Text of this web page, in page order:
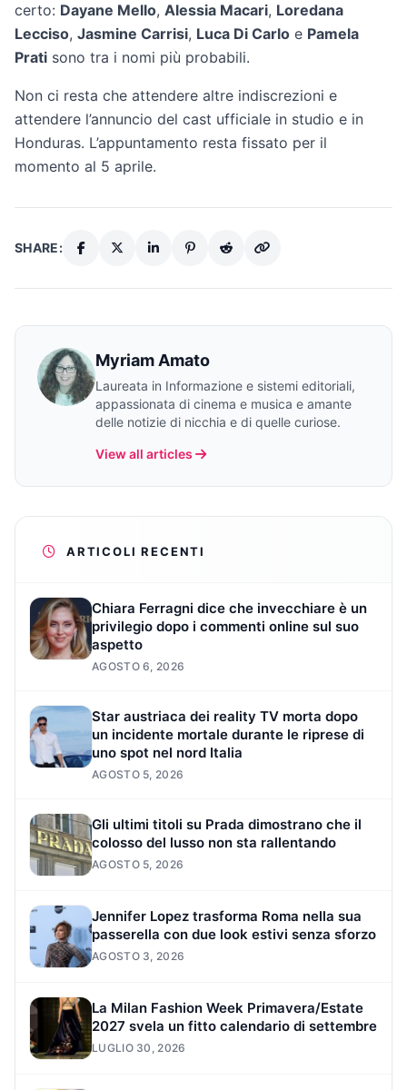
certo: Dayane Mello, Alessia Macari, Loredana
Lecciso, Jasmine Carrisi, Luca Di Carlo e Pamela
Prati sono tra i nomi più probabili.
Non ci resta che attendere altre indiscrezioni e
attendere l’annuncio del cast ufficiale in studio e in
Honduras. L’appuntamento resta fissato per il
momento al 5 aprile.
SHARE:
Myriam Amato
Laureata in Informazione e sistemi editoriali,
appassionata di cinema e musica e amante
delle notizie di nicchia e di quelle curiose.
View all articles
ARTICOLI RECENTI
Chiara Ferragni dice che invecchiare è un
privilegio dopo i commenti online sul suo
aspetto
AGOSTO 6, 2026
Star austriaca dei reality TV morta dopo
un incidente mortale durante le riprese di
uno spot nel nord Italia
AGOSTO 5, 2026
Gli ultimi titoli su Prada dimostrano che il
colosso del lusso non sta rallentando
AGOSTO 5, 2026
Jennifer Lopez trasforma Roma nella sua
passerella con due look estivi senza sforzo
AGOSTO 3, 2026
La Milan Fashion Week Primavera/Estate
2027 svela un fitto calendario di settembre
LUGLIO 30, 2026